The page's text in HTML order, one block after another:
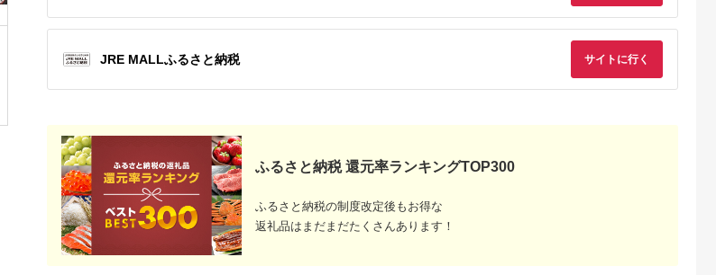
出典：楽天ふるさと納
税
【ふるさと納税】熊野
料無料 ふるさと納税
5.0
出典：ふるさと本舗
伊万里牛 A5 赤身3回
5.0
出典：ふるさとチョイ
ス
5.0
出典：ふるさとチョイ
ス
5.0
出典：ふるさとプレミ
アム
小豆島 オリーブ牛 モ
5.0
出典：ふるさとチョ
熊本県 人吉市
【3ヶ月定期便】熊本
JRE MALLふるさと納税 サイトに行く
ふるさと納税 還元率ランキングTOP300
ふるさと納税の制度改定後もお得な
返礼品はまだまだたくさんあります！